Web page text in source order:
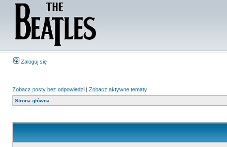
Zaloguj się
Zobacz posty bez odpowiedzi | Zobacz aktywne tematy
Strona główna